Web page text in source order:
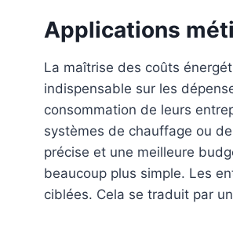
Applications
La maîtrise des coûts
indispensable sur les
consommation de leurs
systèmes de chauffage ou
précise et une meilleure
beaucoup plus simple. Les
ciblées. Cela se traduit par